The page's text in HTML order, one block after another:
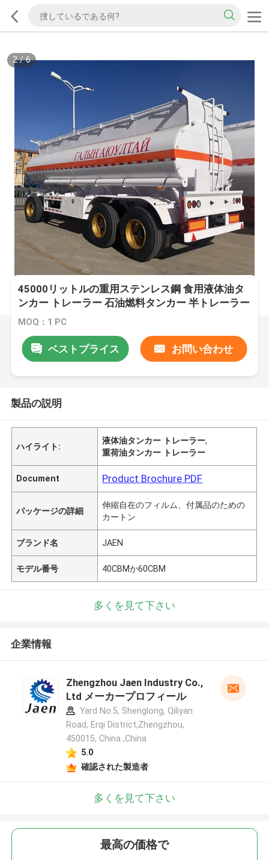
2/6
45000リットルの重用ステンレス鋼 食用液体油タ
ンカー トレーラー 石油燃料タンカー 半トレーラー
MOQ：1 PC
ベストプライス お問い合わせ
製品の説明
ハイライト:
液体油タンカー トレーラー,
重荷油タンカー トレーラー
Document Product Brochure PDF
パッケージの詳細
伸縮自在のフィルム、付属品のための
カートン
ブランド名 JAEN
モデル番号 40CBMか60CBM
多くを見て下さい
企業情報
Zhengzhou Jaen Industry Co.,
Ltd メーカープロフィール
Yard No.5, Shenglong, Qiliyan
Road, Erqi District,Zhengzhou,
450015, China ,China
5.0
確認された製造者
多くを見て下さい
最高の価格で